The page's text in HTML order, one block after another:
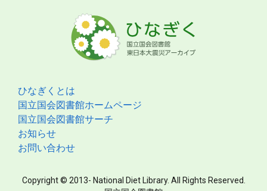
ひなぎくとは
国立国会図書館ホームページ
国立国会図書館サーチ
お知らせ
お問い合わせ
Copyright © 2013- National Diet Library. All Rights Reserved.